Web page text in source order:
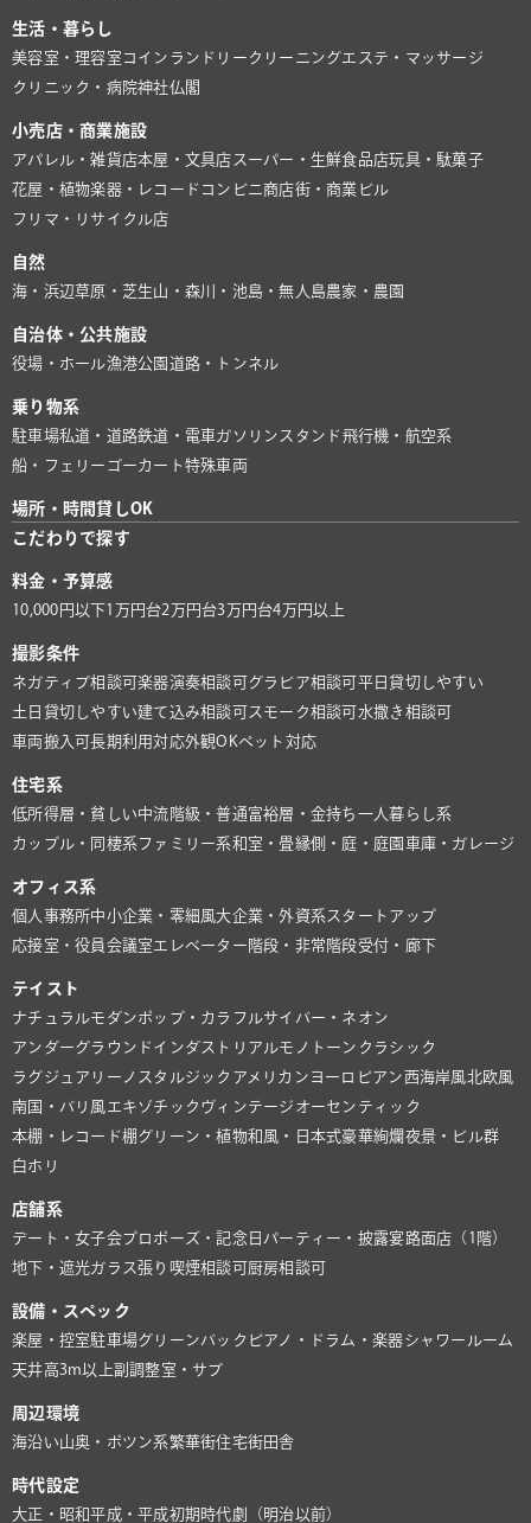
生活・暮らし
美容室・理容室 コインランドリー クリーニングエステ・マッサージ
クリニック・病院神社仏閣
小売店・商業施設
アパレル・雑貨店本屋・文具店 スーパー・生鮮食品店玩具・駄菓子
花屋・植物楽器・レコード コンビニ商店街・商業ビル
フリマ・リサイクル店
自然
海・浜辺草原・芝生山・森川・池島・無人島農家・農園
自治体・公共施設
役場・ホール漁港公園 道路・トンネル
乗り物系
駐車場私道・道路鉄道・電車ガソリンスタンド 飛行機・航空系
船・フェリー ゴーカート特殊車両
場所・時間貸しOK
こだわりで探す
料金・予算感
10,000円以下1万円台2万円台3万円台4万円以上
撮影条件
ネガティブ相談可楽器演奏相談可グラビア相談可平日貸切しやすい
土日貸切しやすい建て込み相談可スモーク相談可水撒き相談可
車両搬入可長期利用対応外観OKペット対応
住宅系
低所得層・貧しい中流階級・普通富裕層・金持ち 一人暮らし系
カップル・同棲系ファミリー系和室・畳縁側・庭・庭園 車庫・ガレージ
オフィス系
個人事務所中小企業・零細風大企業・外資系スタートアップ
応接室・役員会議室 エレベーター階段・非常階段受付・廊下
テイスト
ナチュラルモダンポップ・カラフルサイバー・ネオン
アンダーグラウンド インダストリアルモノトーン クラシック
ラグジュアリー ノスタルジック アメリカン ヨーロピアン西海岸風北欧風
南国・バリ風 エキゾチック ヴィンテージ オーセンティック
本棚・レコード棚グリーン・植物和風・日本式豪華絢爛夜景・ビル群
白ホリ
店舗系
デート・女子会プロポーズ・記念日 パーティー・披露宴路面店（1階）
地下・遮光ガラス張り 喫煙相談可厨房相談可
設備・スペック
楽屋・控室駐車場グリーンバック ピアノ・ドラム・楽器シャワールーム
天井高3m以上副調整室・サブ
周辺環境
海沿い山奥・ポツン系繁華街住宅街田舎
時代設定
大正・昭和平成・平成初期時代劇（明治以前）